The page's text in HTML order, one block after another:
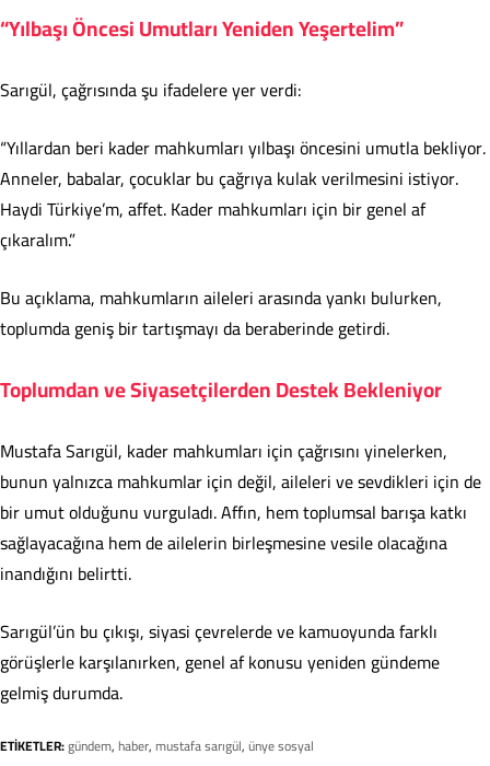
“Yılbaşı Öncesi Umutları Yeniden Yeşertelim”
Sarıgül, çağrısında şu ifadelere yer verdi:
“Yıllardan beri kader mahkumları yılbaşı öncesini umutla bekliyor.
Anneler, babalar, çocuklar bu çağrıya kulak verilmesini istiyor.
Haydi Türkiye’m, affet. Kader mahkumları için bir genel af
çıkaralım.”
Bu açıklama, mahkumların aileleri arasında yankı bulurken,
toplumda geniş bir tartışmayı da beraberinde getirdi.
Toplumdan ve Siyasetçilerden Destek Bekleniyor
Mustafa Sarıgül, kader mahkumları için çağrısını yinelerken,
bunun yalnızca mahkumlar için değil, aileleri ve sevdikleri için de
bir umut olduğunu vurguladı. Affın, hem toplumsal barışa katkı
sağlayacağına hem de ailelerin birleşmesine vesile olacağına
inandığını belirtti.
Sarıgül’ün bu çıkışı, siyasi çevrelerde ve kamuoyunda farklı
görüşlerle karşılanırken, genel af konusu yeniden gündeme
gelmiş durumda.
ETİKETLER:gündem, haber, mustafa sarıgül,ünye sosyal